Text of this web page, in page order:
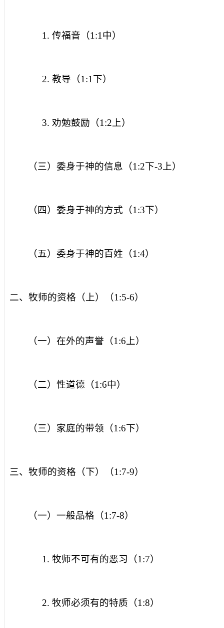
1.传福音（1:1 中）
2.教导（1:1 下）
3.劝勉鼓励（1:2 上）
（三）委身于神的信息（1:2下-3 上）
（四）委身于神的方式（1:3下）
（五）委身于神的百姓（1:4）
二、牧师的资格（上）（1:5-6）
（一）在外的声誉（1:6 上）
（二）性道德（1:6中）
（三）家庭的带领（1:6下）
三、牧师的资格（下）（1:7-9）
（一）一般品格（1:7-8）
1.牧师不可有的恶习（1:7）
2.牧师必须有的特质（1:8）